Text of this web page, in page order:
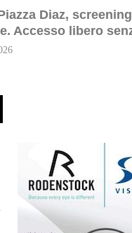
Diaz,
Accesso libero